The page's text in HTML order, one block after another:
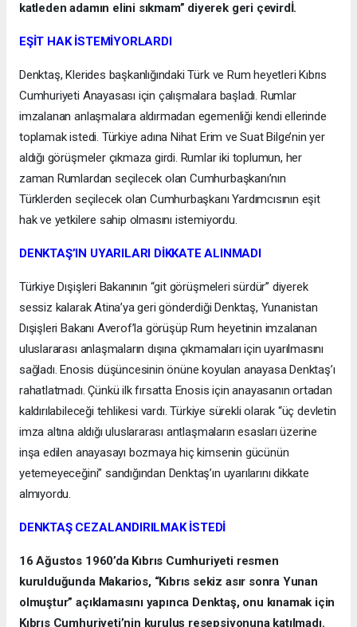
katleden adamın elini sıkmam” diyerek geri çevirdİ.
EŞİT HAK İSTEMİYORLARDI
Denktaş, Klerides başkanlığındaki Türk ve Rum heyetleri Kıbrıs
Cumhuriyeti Anayasası için çalışmalara başladı. Rumlar
imzalanan anlaşmalara aldırmadan egemenliği kendi ellerinde
toplamak istedi. Türkiye adına Nihat Erim ve Suat Bilge’nin yer
aldığı görüşmeler çıkmaza girdi. Rumlar iki toplumun, her
zaman Rumlardan seçilecek olan Cumhurbaşkanı’nın
Türklerden seçilecek olan Cumhurbaşkanı Yardımcısının eşit
hak ve yetkilere sahip olmasını istemiyordu.
DENKTAŞ’IN UYARILARI DİKKATE ALINMADI
Türkiye Dışişleri Bakanının “git görüşmeleri sürdür” diyerek
sessiz kalarak Atina’ya geri gönderdiği Denktaş, Yunanistan
Dışişleri Bakanı Averof’la görüşüp Rum heyetinin imzalanan
uluslararası anlaşmaların dışına çıkmamaları için uyarılmasını
sağladı. Enosis düşüncesinin önüne koyulan anayasa Denktaş’ı
rahatlatmadı. Çünkü ilk fırsatta Enosis için anayasanın ortadan
kaldırılabileceği tehlikesi vardı. Türkiye sürekli olarak “üç devletin
imza altına aldığı uluslararası antlaşmaların esasları üzerine
inşa edilen anayasayı bozmaya hiç kimsenin gücünün
yetemeyeceğini” sandığından Denktaş’ın uyarılarını dikkate
almıyordu.
DENKTAŞ CEZALANDIRILMAK İSTEDİ
16 Ağustos 1960’da Kıbrıs Cumhuriyeti resmen
kurulduğunda Makarios, “Kıbrıs sekiz asır sonra Yunan
olmuştur” açıklamasını yapınca Denktaş, onu kınamak için
Kıbrıs Cumhuriyeti’nin kuruluş resepsiyonuna katılmadı.